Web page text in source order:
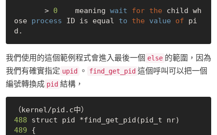
       >
0
    meaning
wait for the child wh
ose process ID is equal to the value of pi
我們使用的這個範例程式會進入最後一個 else 的範圍，因為
我們有確實指定 upid 。 find_get_pid 這個呼叫可以把一個
編號轉換成 pid 結構，
488
489